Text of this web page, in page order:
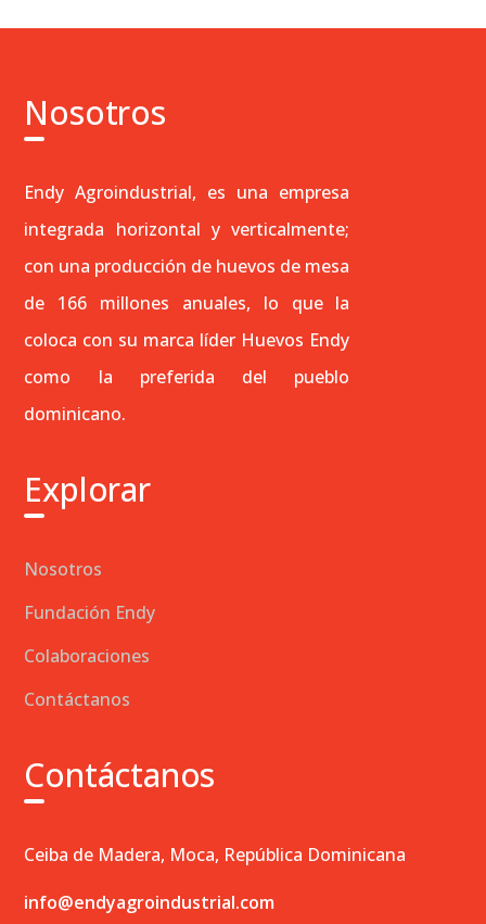
Nosotros
Endy Agroindustrial, es una empresa
integrada horizontal y verticalmente;
con una producción de huevos de mesa
de 166 millones anuales, lo que la
coloca con su marca líder Huevos Endy
como la preferida del pueblo
dominicano.
Explorar
Nosotros
Fundación Endy
Colaboraciones
Contáctanos
Contáctanos
Ceiba de Madera, Moca, República Dominicana
info@endyagroindustrial.com